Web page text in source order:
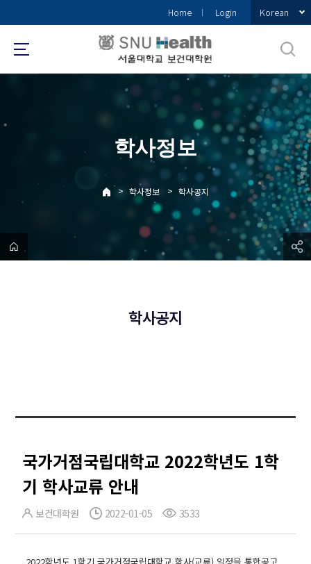
로
메
Home Login Korean
학사정보
> 학사정보 > 학사공지
학사공지
국가거점국립대학교 2022학년도 1학
기 학사교류 안내
보건대학원 2022-01-05 3533